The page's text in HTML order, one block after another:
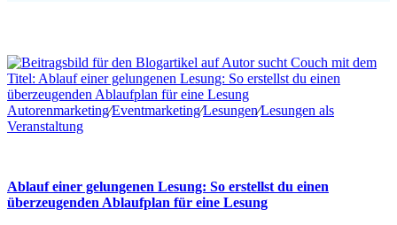
Autorenmarketing∕Eventmarketing∕Lesungen∕Lesungen als
Veranstaltung
Ablauf einer gelungenen Lesung: So erstellst du einen
überzeugenden Ablaufplan für eine Lesung